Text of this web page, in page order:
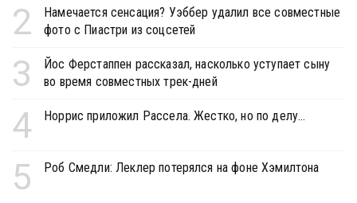
2
Намечается сенсация? Уэббер удалил все совместные
фото с Пиастри из соцсетей
3
Йос Ферстаппен рассказал, насколько уступает сыну
во время совместных трек-дней
4 Норрис приложил Рассела. Жестко, но по делу...
5 Роб Смедли: Леклер потерялся на фоне Хэмилтона